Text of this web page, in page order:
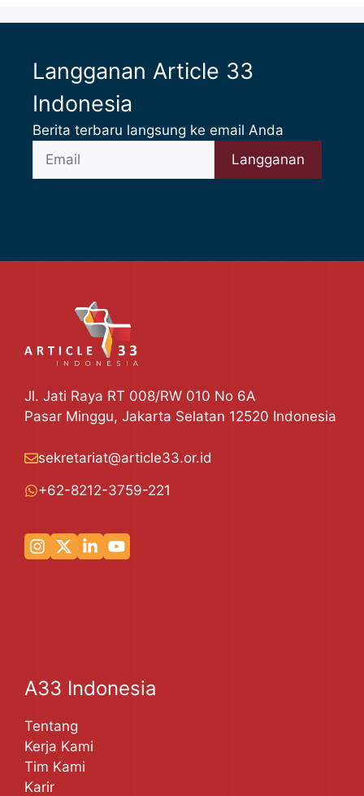
Langganan Article 33
Indonesia
Berita terbaru langsung ke email Anda
Jl. Jati Raya RT 008/RW 010 No 6A
Pasar Minggu, Jakarta Selatan 12520 Indonesia
sekretariat@article33.or.id
+62-8212-3759-221
A33 Indonesia
Tentang
Kerja Kami
Tim Kami
Karir